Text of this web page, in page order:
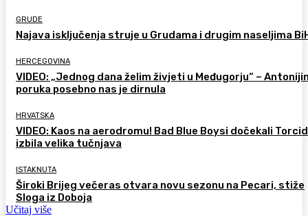
GRUDE
Najava isključenja struje u Grudama i drugim naseljima
HERCEGOVINA
VIDEO: „Jednog dana želim živjeti u Međugorju“ –
poruka posebno nas je dirnula
HRVATSKA
VIDEO: Kaos na aerodromu! Bad Blue Boysi dočekali
izbila velika tučnjava
ISTAKNUTA
Široki Brijeg večeras otvara novu sezonu na Pecari, stiže
Sloga iz Doboja
Učitaj više